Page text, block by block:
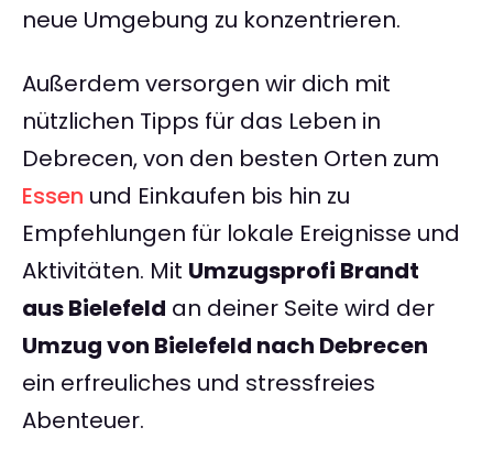
neue Umgebung zu konzentrieren.
Außerdem versorgen wir dich mit
nützlichen Tipps für das Leben in
Debrecen, von den besten Orten zum
Essen und Einkaufen bis hin zu
Empfehlungen für lokale Ereignisse und
Aktivitäten. Mit Umzugsprofi Brandt
aus Bielefeld an deiner Seite wird der
Umzug von Bielefeld nach Debrecen
ein erfreuliches und stressfreies
Abenteuer.